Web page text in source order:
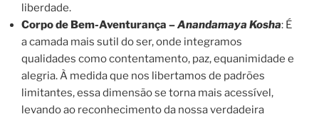
liberdade.
Corpo de Bem-Aventurança –Anandamaya Kosha: É
a camada mais sutil do ser, onde integramos
qualidades como contentamento, paz, equanimidade e
alegria. À medida que nos libertamos de padrões
limitantes, essa dimensão se torna mais acessível,
levando ao reconhecimento da nossa verdadeira